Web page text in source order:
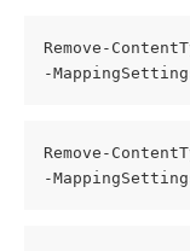
Remove-
-
Remove-
-